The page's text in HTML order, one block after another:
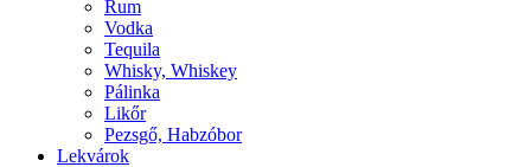
Rum
Vodka
Tequila
Whisky, Whiskey
Pálinka
Likőr
Pezsgő, Habzóbor
Lekvárok